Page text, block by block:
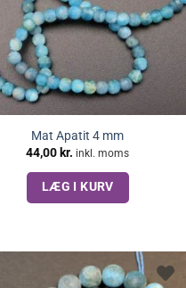
Mat Apatit 4 mm
44,00kr. inkl. moms
LÆG I KURV